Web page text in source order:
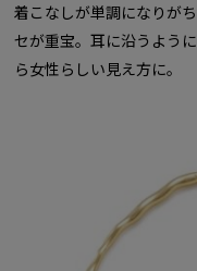
着こなしが単調になりが
セが重宝。耳に沿うよう
ら女性らしい見え方に。